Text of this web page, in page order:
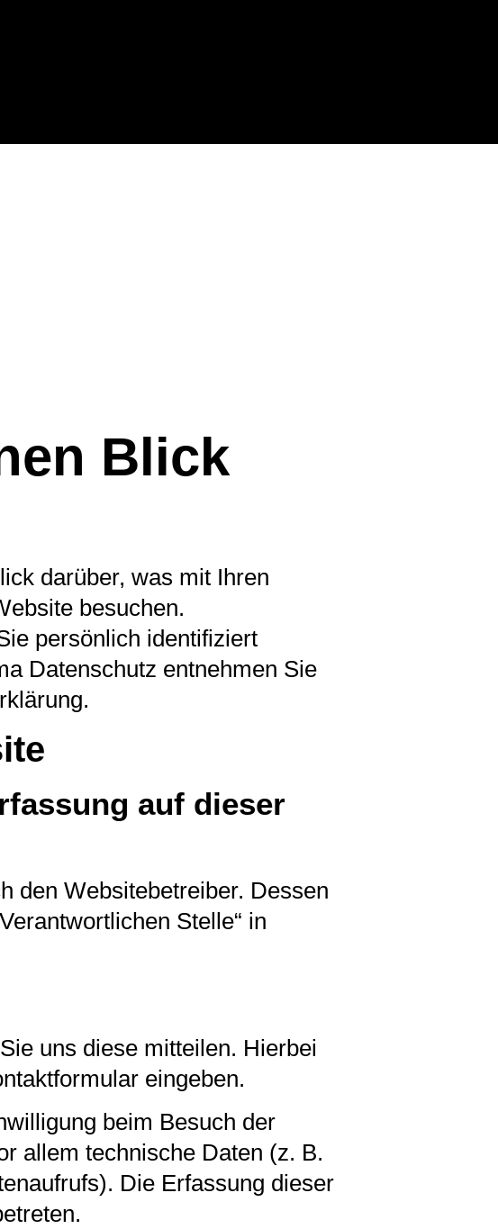
Blick
darüber, was mit Ihren
besuchen.
persönlich identifiziert
Datenschutz entnehmen Sie
auf dieser
den Websitebetreiber. Dessen
Stelle“ in
uns diese mitteilen. Hierbei
eingeben.
beim Besuch der
allem technische Daten (z. B.
Die Erfassung dieser